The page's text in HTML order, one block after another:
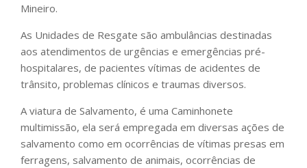
Mineiro.
As Unidades de Resgate são ambulâncias destinadas
aos atendimentos de urgências e emergências pré-
hospitalares, de pacientes vítimas de acidentes de
trânsito, problemas clínicos e traumas diversos.
A viatura de Salvamento, é uma Caminhonete
multimissão, ela será empregada em diversas ações de
salvamento como em ocorrências de vítimas presas em
ferragens, salvamento de animais, ocorrências de